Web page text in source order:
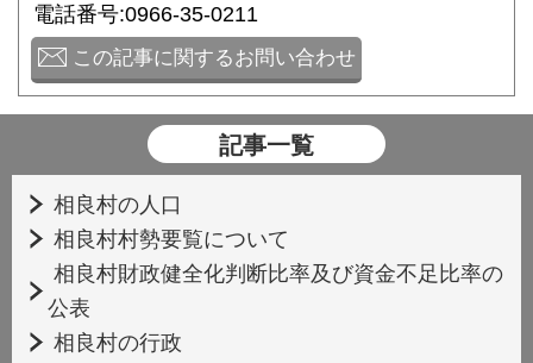
電話番号:0966-35-0211
この記事に関するお問い合わせ
記事一覧
相良村の人口
相良村村勢要覧について
相良村財政健全化判断比率及び資金不足比率の
公表
相良村の行政